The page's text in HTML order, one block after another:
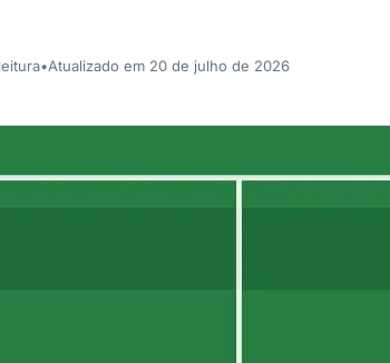
•Atualizado em 20 de julho de 2026